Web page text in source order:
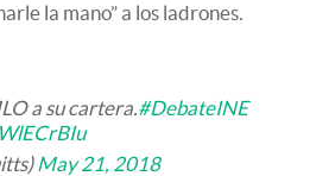
la mano” a los ladrones.
a su cartera.#DebateINE
May 21, 2018